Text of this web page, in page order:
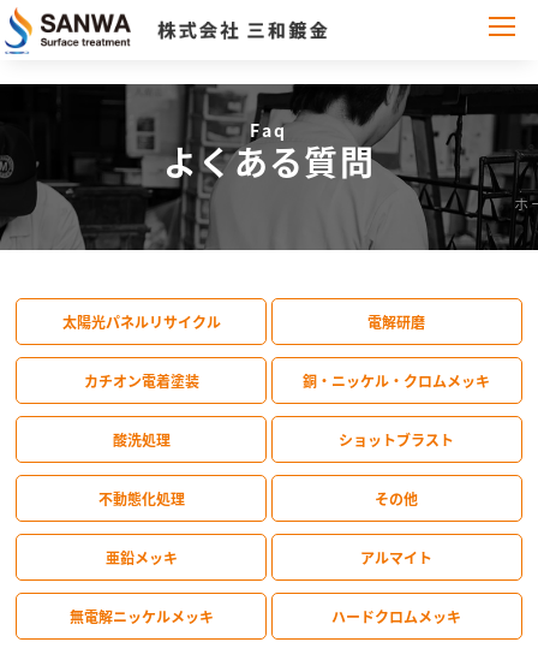
Faq
よくある質問
ホ
太陽光パネルリサイクル 電解研磨
カチオン電着塗装 銅・ニッケル・クロムメッキ
酸洗処理 ショットブラスト
不動態化処理 その他
亜鉛メッキ アルマイト
無電解ニッケルメッキ ハードクロムメッキ